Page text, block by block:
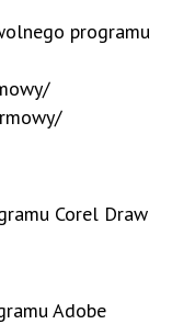
programu
Corel Draw
Adobe